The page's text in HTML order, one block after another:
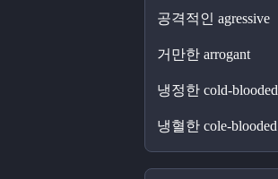
공격적인 agressive
거만한 arrogant
냉정한 cold-blooded
냉혈한 cole-blooded